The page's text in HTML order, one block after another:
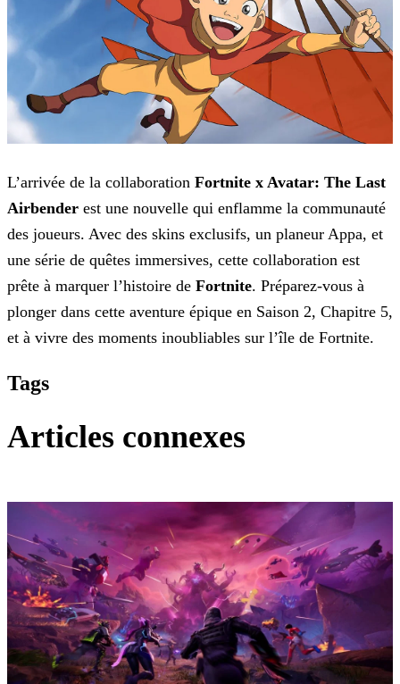
L’arrivée de la collaboration Fortnite x Avatar: The Last
Airbender est une nouvelle qui enflamme la communauté
des joueurs. Avec des skins exclusifs, un planeur Appa, et
une série de quêtes immersives, cette collaboration est
prête à marquer l’histoire de Fortnite. Préparez-vous à
plonger dans cette aventure épique en Saison 2, Chapitre 5,
et à vivre des moments inoubliables sur l’île de Fortnite.
Tags
Articles connexes